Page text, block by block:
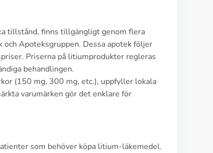
tillstånd, finns tillgängligt genom flera
Apoteksgruppen. Dessa apotek följer
Priserna på litiumprodukter regleras
behandlingen.
(150 mg, 300 mg, etc.), uppfyller lokala
varumärken gör det enklare för
som behöver köpa litium-läkemedel.